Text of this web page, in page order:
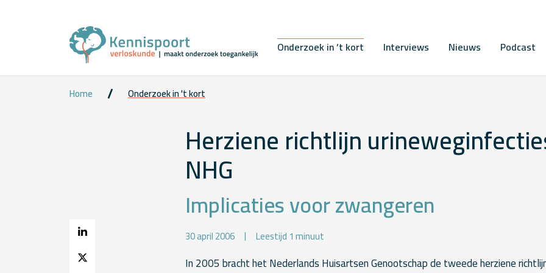
Onderzoek in ’t kort Interviews Nieuws Podcast
Home Onderzoek in 't kort
Herziene richtlijn
NHG
Implicaties voor zwangeren
30 april 2006 Leestijd 1 minuut
In 2005 bracht het Nederlands Huisartsen Genootschap de tweede herziene